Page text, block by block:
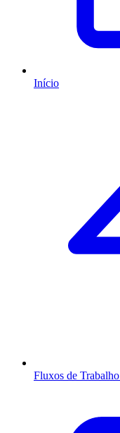
Início
Fluxos de Trabalho